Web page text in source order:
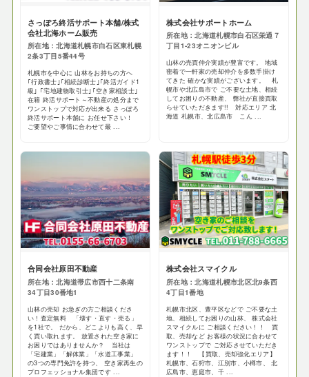
さっぽろ終活サポート本舗/株式
会社北海ホーム販売
所在地：北海道札幌市白石区東札幌
2条3丁目5番44号
札幌市を中心に 山林をお持ちの方へ
｢行政書士｣｢相続診断士｣｢終活ガイド1
級｣ ｢宅地建物取引士｣｢空き家相談士｣
在籍 終活サポート～不動産の処分まで
ワンストップで対応が出来る さっぽろ
終活サポート本舗に お任せ下さい！
ご要望やご事情に合わせて最 ...
株式会社サポートホーム
所在地：北海道札幌市白石区栄通７
丁目1-23オニオンビル
山林の売買仲介実績が豊富です。 地域
密着で一軒家の売却仲介を多数手掛け
てきた 確かな実績がございます。 札
幌市や北広島市で ご不要な土地、相続
してお困りの不動産、 弊社が直接買取
らせていただきます!! 対応エリア 北
海道 札幌市、北広島市 こん ...
合同会社原田不動産
所在地：北海道帯広市西十二条南
34丁目30番地1
山林の売却 お急ぎの方ご相談くださ
い！査定無料 「壊す・直す・売る」
を1社で。 だから、どこよりも高く、早
く買い取れます。 放置された空き家に
お困りではありませんか？ 当社は
「宅建業」「解体業」「水道工事業」
の3つの専門免許を持つ、 空き家再生の
プロフェッショナル集団です ...
株式会社スマイクル
所在地：北海道札幌市北区北9条西
4丁目1番地
札幌市北区、豊平区などで ご不要な土
地、相続してお困りの山林、 株式会社
スマイクルに ご相談ください！！ 買
取、売却など お客様の状況に合わせて
ワンストップで ご対応させていただき
ます！！ 【買取、売却強化エリア】
札幌市、石狩市、江別市、小樽市、 北
広島市、恵庭市、千 ...